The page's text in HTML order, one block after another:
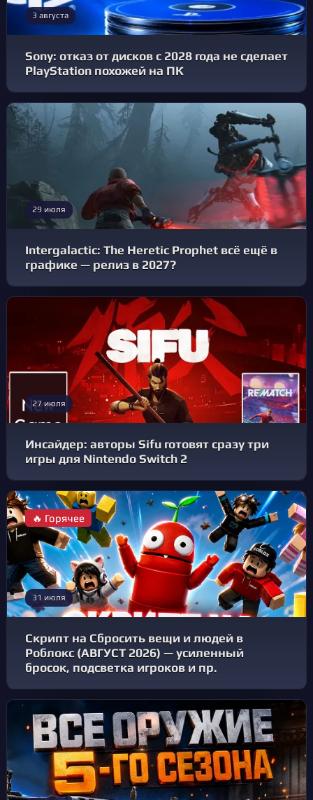
3 августа
Sony: отказ от дисков с 2028 года не сделает
PlayStation похожей на ПК
29 июля
Intergalactic: The Heretic Prophet всё ещё в
графике — релиз в 2027?
27 июля
Инсайдер: авторы Sifu готовят сразу три
игры для Nintendo Switch 2
🔥 Горячее
31 июля
Скрипт на Сбросить вещи и людей в
Роблокс (АВГУСТ 2026) — усиленный
бросок, подсветка игроков и пр.